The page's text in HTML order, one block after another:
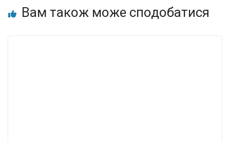
Вам також може сподобатися